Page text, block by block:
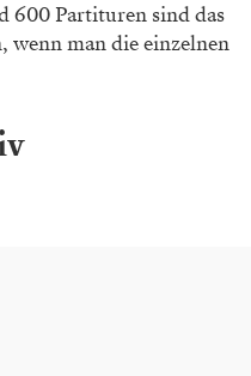
600 Partituren sind das
wenn man die einzelnen